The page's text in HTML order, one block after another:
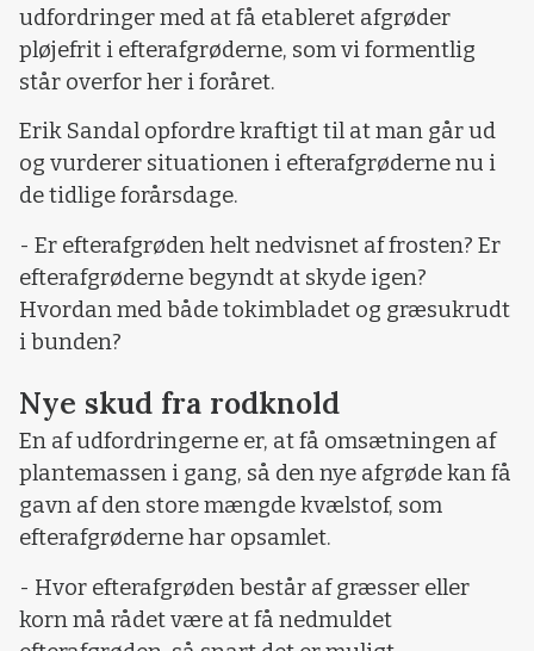
udfordringer med at få etableret afgrøder
pløjefrit i efterafgrøderne, som vi formentlig
står overfor her i foråret.
Erik Sandal opfordre kraftigt til at man går ud
og vurderer situationen i efterafgrøderne nu i
de tidlige forårsdage.
- Er efterafgrøden helt nedvisnet af frosten? Er
efterafgrøderne begyndt at skyde igen?
Hvordan med både tokimbladet og græsukrudt
i bunden?
Nye skud fra rodknold
En af udfordringerne er, at få omsætningen af
plantemassen i gang, så den nye afgrøde kan få
gavn af den store mængde kvælstof, som
efterafgrøderne har opsamlet.
- Hvor efterafgrøden består af græsser eller
korn må rådet være at få nedmuldet